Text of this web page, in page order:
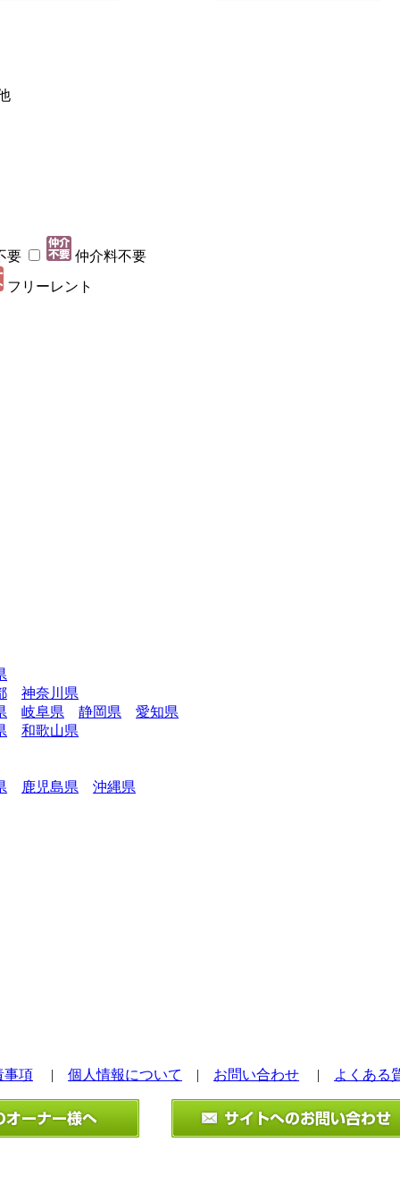
要
仲介料不要
フリーレント
神奈川県
岐阜県 静岡県
愛知県
和歌山県
鹿児島県 沖縄県
事項 | 個人情報について | お問い合わせ | よくある